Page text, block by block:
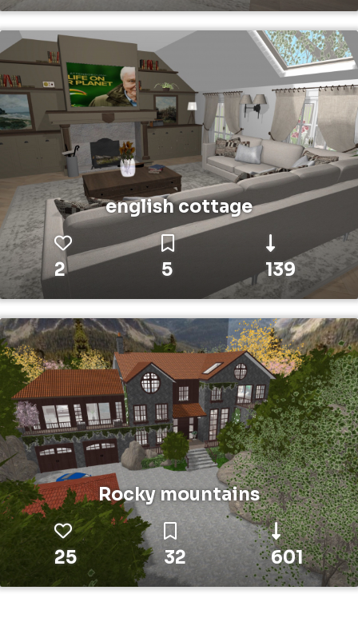
english cottage
2 5 139
Rocky mountains
25 32 601